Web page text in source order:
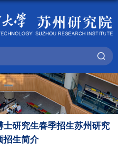
士研究生春季招生苏州研究
招生简介